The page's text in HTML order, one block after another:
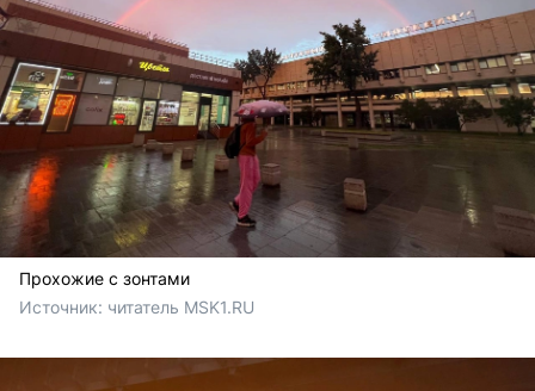
Прохожие с зонтами
Источник: читатель MSK1.RU